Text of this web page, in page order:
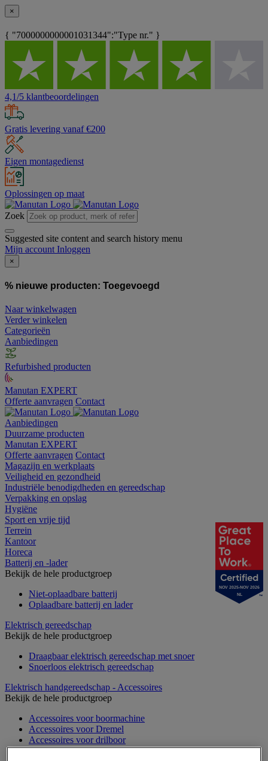
×
{ "7000000000001031344":"Type nr." }
4,1/5 klantbeoordelingen
Gratis levering vanaf €200
Eigen montagedienst
Oplossingen op maat
Zoek
Suggested site content and search history menu
Mijn account Inloggen
×
% nieuwe producten: Toegevoegd
Naar winkelwagen
Verder winkelen
Categorieën
Aanbiedingen
Refurbished producten
Manutan EXPERT
Offerte aanvragen Contact
Aanbiedingen
Duurzame producten
Manutan EXPERT
Offerte aanvragen Contact
Magazijn en werkplaats
Veiligheid en gezondheid
Industriële benodigdheden en gereedschap
Verpakking en opslag
Hygiëne
Sport en vrije tijd
Terrein
Kantoor
Horeca
Batterij en -lader
Bekijk de hele productgroep
Niet-oplaadbare batterij
Oplaadbare batterij en lader
Elektrisch gereedschap
Bekijk de hele productgroep
Draagbaar elektrisch gereedschap met snoer
Snoerloos elektrisch gereedschap
Elektrisch handgereedschap - Accessoires
Bekijk de hele productgroep
Accessoires voor boormachine
Accessoires voor Dremel
Accessoires voor drilboor
Accessoires voor elektrisch gereedschap
NOV 2025-NOV 2026
NL